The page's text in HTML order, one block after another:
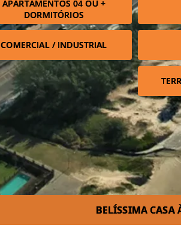
APARTAMENTOS 04 OU +
DORMITÓRIOS
COMERCIAL / INDUSTRIAL
BELÍSSIMA CASA